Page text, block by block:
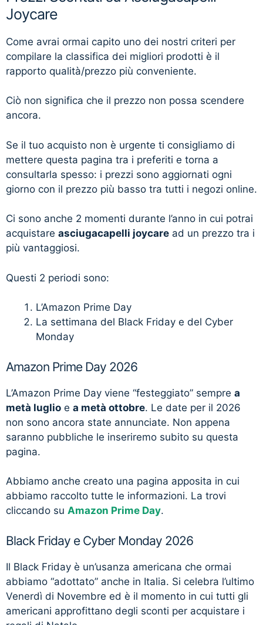
Joycare
Come avrai ormai capito uno dei nostri criteri per
compilare la classifica dei migliori prodotti è il
rapporto qualità/prezzo più conveniente.
Ciò non significa che il prezzo non possa scendere
ancora.
Se il tuo acquisto non è urgente ti consigliamo di
mettere questa pagina tra i preferiti e torna a
consultarla spesso: i prezzi sono aggiornati ogni
giorno con il prezzo più basso tra tutti i negozi online.
Ci sono anche 2 momenti durante l’anno in cui potrai
acquistare asciugacapelli joycare ad un prezzo tra i
più vantaggiosi.
Questi 2 periodi sono:
L’Amazon Prime Day
La settimana del Black Friday e del Cyber
Monday
Amazon Prime Day 2026
L’Amazon Prime Day viene “festeggiato” sempre a
metà luglio e a metà ottobre. Le date per il 2026
non sono ancora state annunciate. Non appena
saranno pubbliche le inseriremo subito su questa
pagina.
Abbiamo anche creato una pagina apposita in cui
abbiamo raccolto tutte le informazioni. La trovi
cliccando su Amazon Prime Day.
Black Friday e Cyber Monday 2026
Il Black Friday è un’usanza americana che ormai
abbiamo “adottato” anche in Italia. Si celebra l’ultimo
Venerdì di Novembre ed è il momento in cui tutti gli
americani approfittano degli sconti per acquistare i